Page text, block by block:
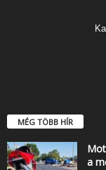
MÉG TÖBB HÍR
a